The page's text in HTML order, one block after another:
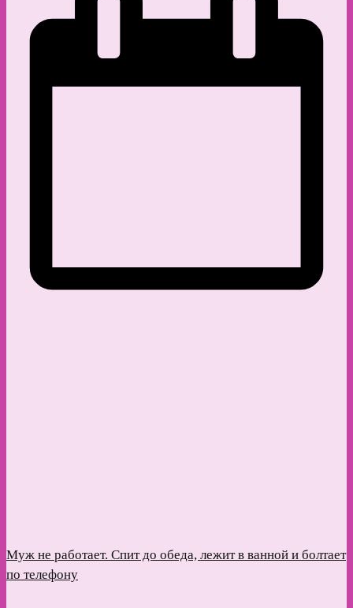
Муж не работает. Спит до обеда, лежит в ванной и болтает
по телефону